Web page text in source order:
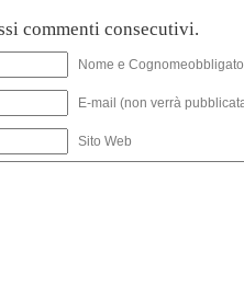
commenti consecutivi.
Nome e
E-mail (non verrà
Sito Web